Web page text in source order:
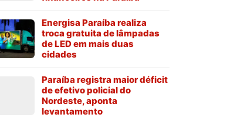
Energisa Paraíba realiza
troca gratuita de lâmpadas
de LED em mais duas
cidades
Paraíba registra maior déficit
de efetivo policial do
Nordeste, aponta
levantamento